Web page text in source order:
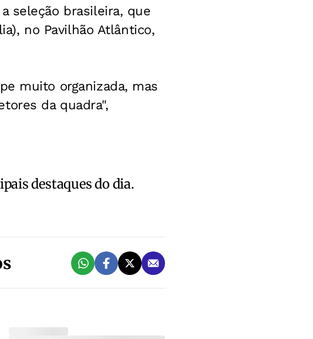
seleção brasileira, que
no Pavilhão Atlântico,
muito organizada, mas
da quadra",
destaques do dia.